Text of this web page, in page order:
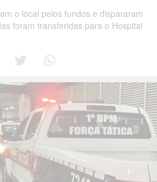
o local pelos fundos e dispararam
foram transferidas para o Hospital